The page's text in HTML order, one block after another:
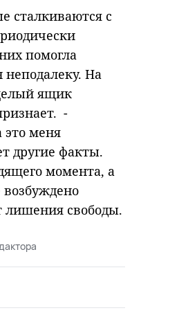
сталкиваются с
помогла
На
ящик
-
это меня
другие факты.
момента, а
лишения свободы.